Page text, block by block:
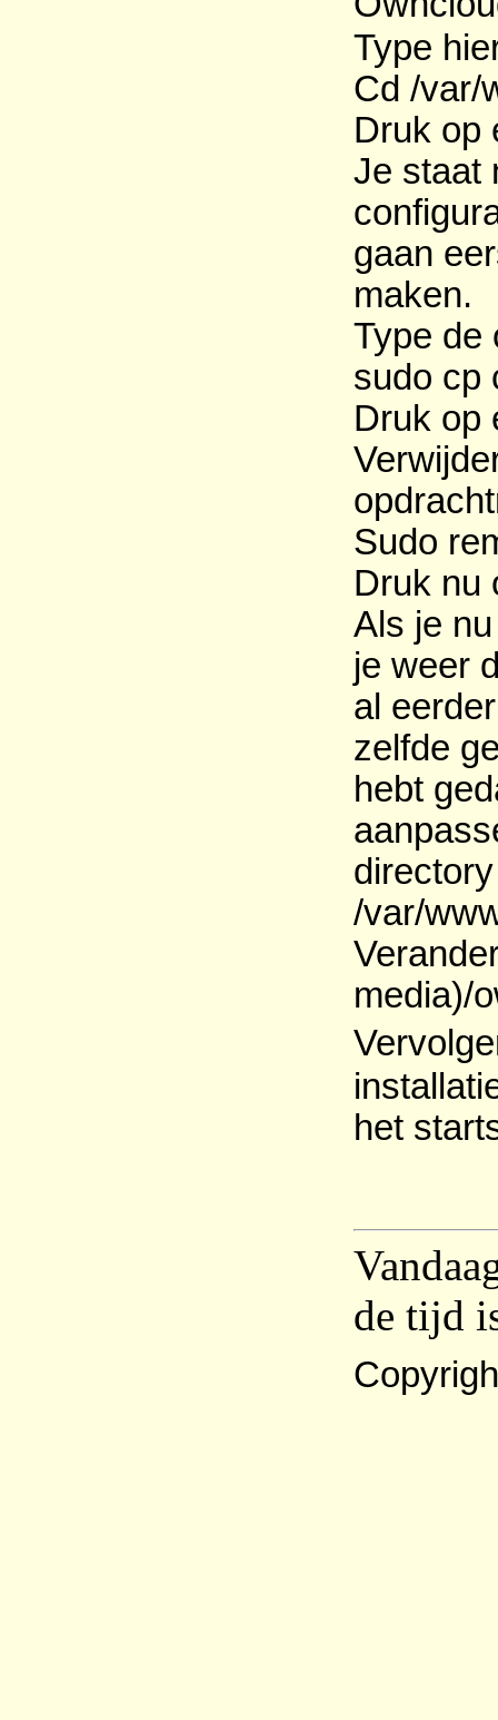
Type
Cd /var/
Druk op
Je staat
gaan
maken.
Type de
sudo cp
Druk op
Sudo
Druk nu
Als je
je weer
al
zelfde
hebt
/var/
media)/
het
de tijd